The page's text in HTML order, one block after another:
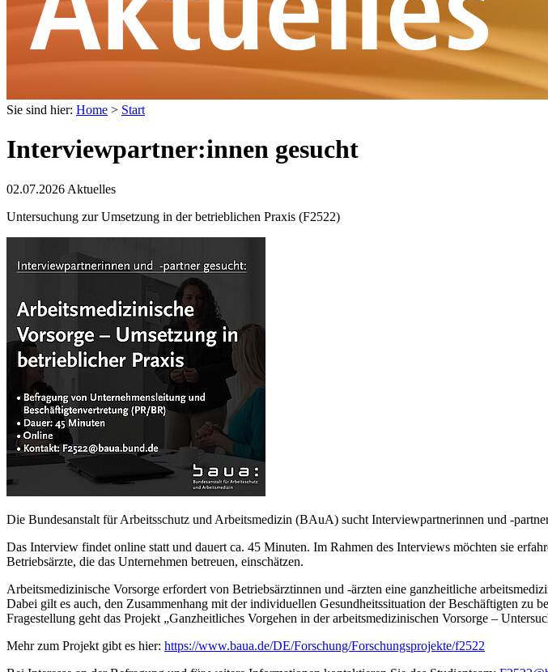
Sie sind hier: Home > Start
Interviewpartner:innen gesucht
02.07.2026 Aktuelles
Untersuchung zur Umsetzung in der betrieblichen Praxis (F2522)
Die Bundesanstalt für Arbeitsschutz und Arbeitsmedizin (BAuA) sucht Interviewpartnerinnen und -
Das Interview findet online statt und dauert ca. 45 Minuten. Im Rahmen des Interviews möchten sie
Betriebsärzte, die das Unternehmen betreuen, einschätzen.
Arbeitsmedizinische Vorsorge erfordert von Betriebsärztinnen und -ärzten eine ganzheitliche
Dabei gilt es auch, den Zusammenhang mit der individuellen Gesundheitssituation der Beschäftigten
Fragestellung geht das Projekt „Ganzheitliches Vorgehen in der arbeitsmedizinischen Vorsorge –
Mehr zum Projekt gibt es hier: https://www.baua.de/DE/Forschung/Forschungsprojekte/f2522